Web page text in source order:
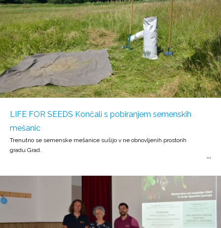
LIFE FOR SEEDS Končali s pobiranjem semenskih
mešanic
Trenutno se semenske mešanice sušijo v ne obnovljenih prostorih
gradu Grad.